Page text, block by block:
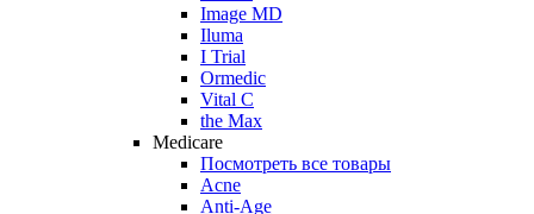
Image MD
Iluma
I Trial
Ormedic
Vital C
the Max
Medicare
Посмотреть все товары
Acne
Anti‑Age